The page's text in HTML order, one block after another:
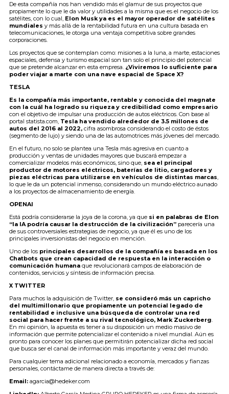
De esta compañía nos han vendido más el glamur de sus proyectos que
propiamente lo que le da valor y utilidades a la misma que es el negocio de los
satélites, con lo cual, Elon Musk ya es el mayor operador de satélites
mundiales y más allá de la rentabilidad futura en una cultura basada en
telecomunicaciones, le otorga una ventaja competitiva sobre grandes
corporaciones.
Los proyectos que se contemplan como: misiones a la luna, a marte, estaciones
espaciales, defensa y turismo espacial son tan solo el principio del potencial
que se pretende alcanzar en esta empresa. ¿Viviremos lo suficiente para
poder viajar a marte con una nave espacial de Space X?
TESLA
Es la compañía más importante, rentable y conocida del magnate
con la cuál ha logrado su riqueza y credibilidad como empresario
con el objetivo de impulsar una producción de autos eléctricos. Con base al
portal statista.com, Tesla ha vendido alrededor de 3.5 millones de
autos del 2016 al 2022, cifra asombrosa considerando el costo de éstos
(segmento de lujo) y siendo una de las automotrices más jóvenes del mercado.
En el futuro, no solo se plantea una Tesla más agresiva en cuanto a
producción y ventas de unidades mayores que buscará empezar a
comercializar modelos más económicos, sino que, sea el principal
productor de motores eléctricos, baterías de litio, cargadores y
piezas eléctricas para utilizarse en vehículos de distintas marcas,
lo que le da un potencial inmenso, considerando un mundo eléctrico aunado
a los proyectos de almacenamiento de energía.
OPENAI
Está podría considerarse la joya de la corona, ya que si en palabras de Elon
“la IA podría causar la destrucción de la civilización” parecería una
de sus controversiales estrategias de negocio, ya que él es uno de los
principales inversionistas del negocio en mención.
Uno de los principales desarrollos de la compañía es basada en los
Chatbots que crean capacidad de respuesta en la interacción o
comunicación humana que revolucionará campos de elaboración de
contenidos, servicios y síntesis de información precisa.
X TWITTER
Para muchos la adquisición de Twitter, se consideró más un capricho
del multimillonario que propiamente un potencial legado de
rentabilidad e inclusive una búsqueda de controlar una red
social para hacer frente a su rival tecnológico, Mark Zuckerberg.
En mi opinión, la apuesta es tener a su disposición un medio masivo de
información que permite potencializar el contenido a nivel mundial. Aún es
pronto para conocer los planes que permitirán potencializar dicha red social
que busca ser el canal de información más importante y veraz del mundo.
Para cualquier tema adicional relacionado a economía, mercados y fianzas
personales, contáctame de manera directa a través de:
Email: agarcia@hedeker.com